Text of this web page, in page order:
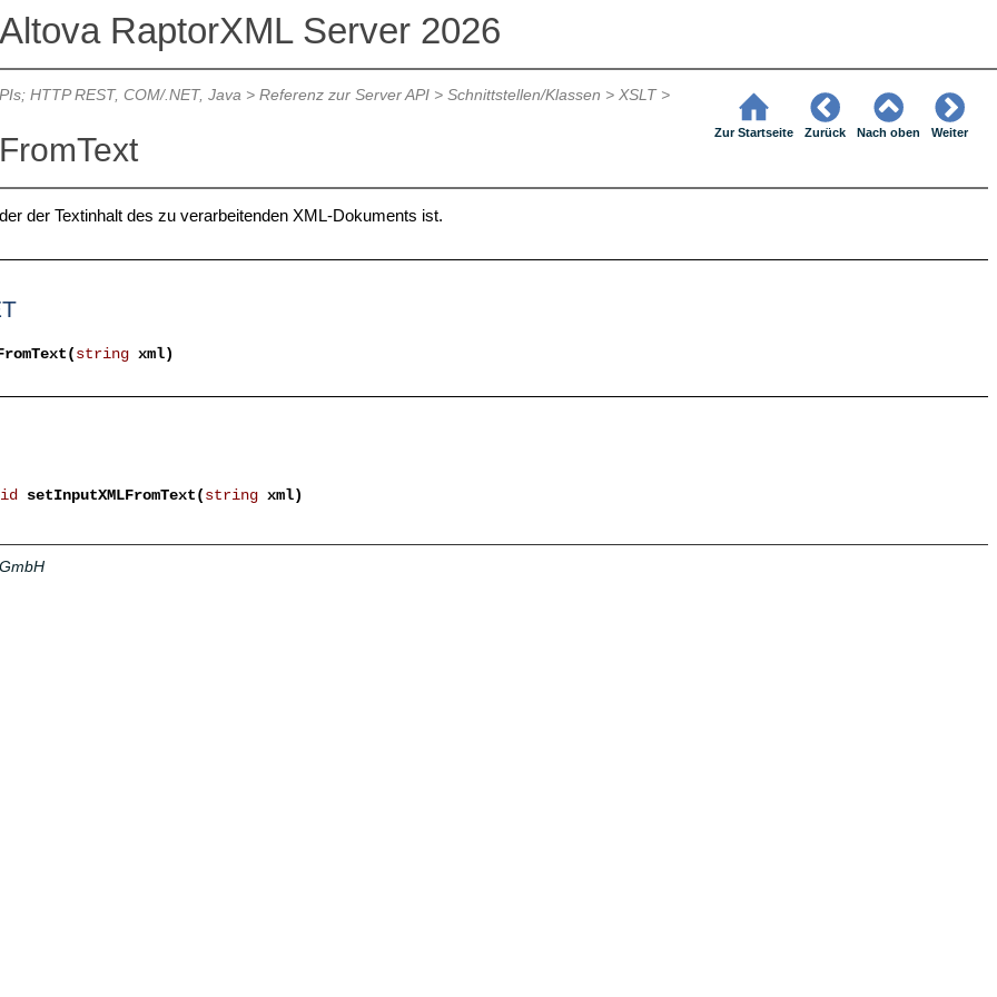
Altova RaptorXML Server 2026
HTTP REST, COM/.NET, Java> Referenz zur Server API> Schnittstellen/Klassen > XSLT>
Zur Startseite Zurück Nach oben Weiter
der Textinhalt des zu verarbeitenden XML-Dokuments ist.
stringxml)
setInputXMLFromText( stringxml)